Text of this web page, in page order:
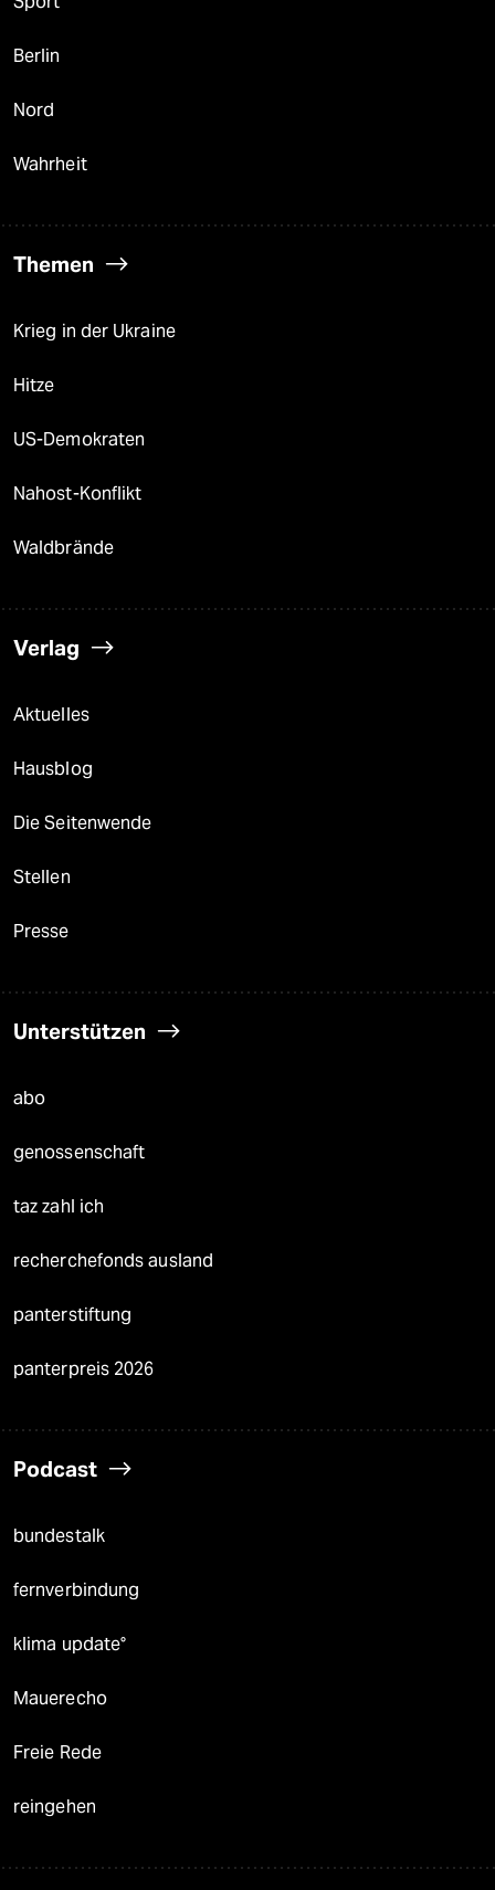
Berlin
Nord
Wahrheit
Themen
Krieg in der Ukraine
Hitze
US-Demokraten
Nahost-Konflikt
Waldbrände
Verlag
Aktuelles
Hausblog
Die Seitenwende
Stellen
Presse
Unterstützen
abo
genossenschaft
taz zahl ich
recherchefonds ausland
panterstiftung
panterpreis 2026
Podcast
bundestalk
fernverbindung
klima update°
Mauerecho
Freie Rede
reingehen